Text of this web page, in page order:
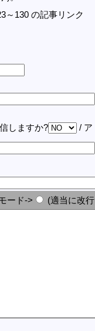
～130 の記事リンク
しますか?
/ ア
ード-> (適当に改